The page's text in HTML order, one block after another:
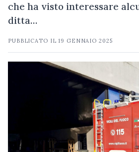
che ha visto interessare
ditta…
PUBBLICATO IL19 GENNAIO 2025